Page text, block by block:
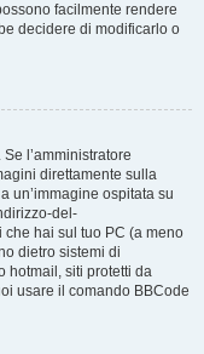
facilmente rendere
decidere di modificarlo o
l’amministratore
direttamente sulla
un’immagine ospitata su
del-
hai sul tuo PC (a meno
dietro sistemi di
hotmail, siti protetti da
usare il comando BBCode